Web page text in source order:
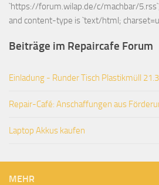
`https://forum.wilap.de/c/machbar/
and content-type is `text/html;
Beiträge im Repaircafe Forum
Einladung - Runder Tisch Plastikmüll
Repair-Café: Anschaffungen aus
Laptop Akkus kaufen
MEHR